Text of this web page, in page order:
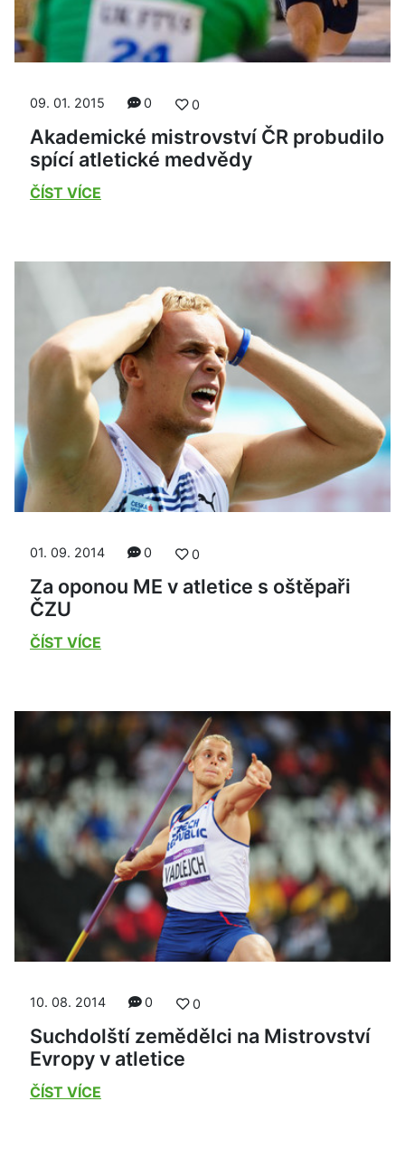
09. 01. 2015 0 0
Akademické mistrovství ČR probudilo
spící atletické medvědy
ČÍST VÍCE
01. 09. 2014 0 0
Za oponou ME v atletice s oštěpaři
ČZU
ČÍST VÍCE
10. 08. 2014 0 0
Suchdolští zemědělci na Mistrovství
Evropy v atletice
ČÍST VÍCE